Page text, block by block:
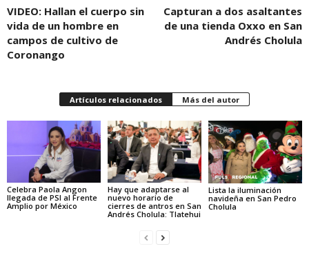
VIDEO: Hallan el cuerpo sin
vida de un hombre en
campos de cultivo de
Coronango
Capturan a dos asaltantes
de una tienda Oxxo en San
Andrés Cholula
Artículos relacionados Más del autor
Celebra Paola Angon
llegada de PSI al Frente
Amplio por México
Hay que adaptarse al
nuevo horario de
cierres de antros en San
Andrés Cholula: Tlatehui
Lista la iluminación
navideña en San Pedro
Cholula